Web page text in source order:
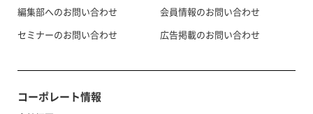
編集部へのお問い合わせ
セミナーのお問い合わせ
会員情報のお問い合わせ
広告掲載のお問い合わせ
コーポレート情報